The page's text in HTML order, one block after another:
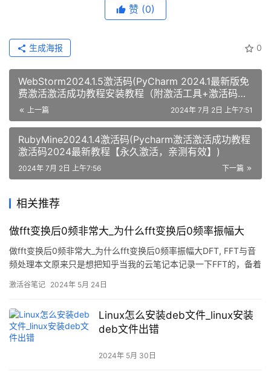
赞 (0)
0
生成海报
WebStorm2024.1.5激活码(PyCharm 2024.1最新版免
费激活激活成功教程安装教程（附激活工具+激活码）-
永久持续更新)
上一篇 2024年 7月 2日 上午7:51
RubyMine2024.1.4激活码(Pycharm激活激活成功教程
激活码2024最新教程【永久激活，亲测有效】)
下一篇
2024年 7月 2日 上午7:56
相关推荐
做fft变换后0频非常大_为什么fft变换后0频率振幅大
做fft变换后0频非常大_为什么fft变换后0频率振幅大DFT, FFT与音
频处理本文原来只是想把知乎当我的云笔记本记录一下FFT的，备着
又想搞点差异化，于是脑子发热想写点音频处理，没想到坑也不
理相关的课，所以本文很可能有错误的地方，
激活谷笔记 2024年 5月 24日
Linux怎么安装deb文件_linux安装
deb文件出错
2024年 5月 30日